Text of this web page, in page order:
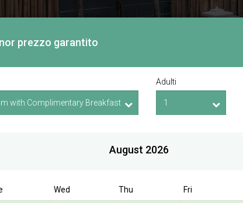
Book Direct to have exclusive
prezzo garantito
Adulti
August 2026
Wed Thu Fri